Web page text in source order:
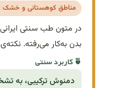
مناطق کوهستانی و خشک
در متون طب سنتی
بدن به‌کار می‌رفته.
🍵 کاربرد سنتی
دمنوش ترکیبی، به